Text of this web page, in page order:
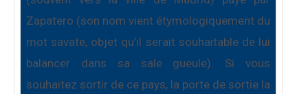
Zapatero (son nom vient étymologiquement du
mot savate, objet qu’il serait souhaitable de lui
balancer dans sa sale gueule). Si vous
souhaitez sortir de ce pays, la porte de sortie la